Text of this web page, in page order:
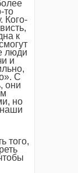
то
Кого-
к
люди
и
С
они
но
того,